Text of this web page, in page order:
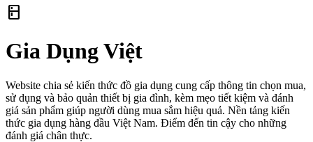
kitchen
Gia Dụng Việt
Website chia sẻ kiến thức đồ gia dụng cung cấp thông tin chọn mua,
sử dụng và bảo quản thiết bị gia đình, kèm mẹo tiết kiệm và đánh
giá sản phẩm giúp người dùng mua sắm hiệu quả. Nền tảng kiến
thức gia dụng hàng đầu Việt Nam. Điểm đến tin cậy cho những
đánh giá chân thực.